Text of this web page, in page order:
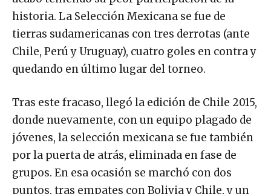
historia. La Selección Mexicana se fue de
tierras sudamericanas con tres derrotas (ante
Chile, Perú y Uruguay), cuatro goles en contra y
quedando en último lugar del torneo.
Tras este fracaso, llegó la edición de Chile 2015,
donde nuevamente, con un equipo plagado de
jóvenes, la selección mexicana se fue también
por la puerta de atrás, eliminada en fase de
grupos. En esa ocasión se marchó con dos
puntos, tras empates con Bolivia y Chile, y un